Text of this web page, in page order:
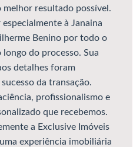
melhor resultado possível.
à Janaina
Benino por todo o
do processo. Sua
detalhes foram
da transação.
profissionalismo e
que recebemos.
a Exclusive Imóveis
experiência imobiliária